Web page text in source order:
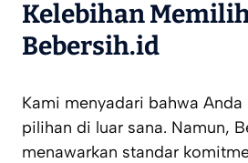
Kelebihan
Bebersih.id
Kami menyadari bahwa
pilihan di luar sana. Namun,
menawarkan standar